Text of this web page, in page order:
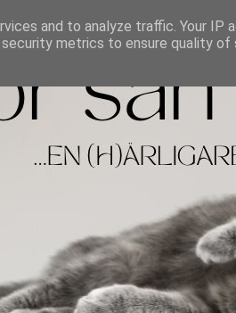
and to analyze traffic. Your IP
metrics to ensure quality of